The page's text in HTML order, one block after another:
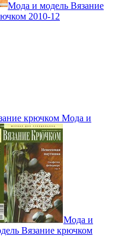
Мода и модель Вязание
2010-12
крючком Мода и
Мода и
Вязание крючком